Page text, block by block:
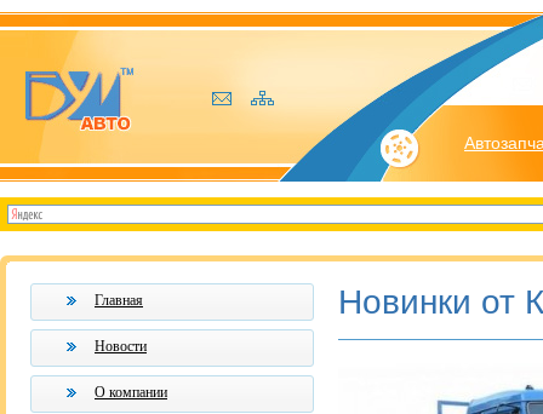
Главная
Новости
О компании
Новинки от